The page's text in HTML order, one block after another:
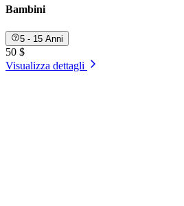
Bambini
5 - 15 Anni
50 $
Visualizza dettagli